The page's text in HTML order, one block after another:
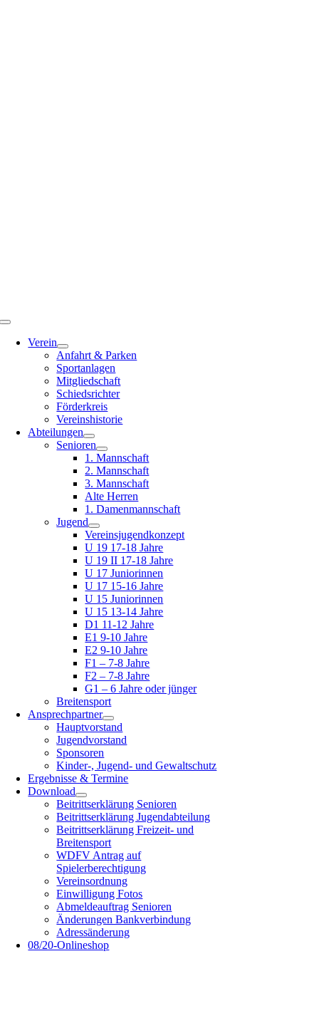
Toggle
NavigationVerein
Anfahrt & Parken
Sportanlagen
Mitgliedschaft
Schiedsrichter
Förderkreis
Vereinshistorie
Abteilungen
Senioren
1. Mannschaft
2. Mannschaft
3. Mannschaft
Alte Herren
1. Damenmannschaft
Jugend
Vereinsjugendkonzept
U 19 17-18 Jahre
U 19 II 17-18 Jahre
U 17 Juniorinnen
U 17 15-16 Jahre
U 15 Juniorinnen
U 15 13-14 Jahre
D1 11-12 Jahre
E1 9-10 Jahre
E2 9-10 Jahre
F1 – 7-8 Jahre
F2 – 7-8 Jahre
G1 – 6 Jahre oder jünger
Breitensport
Ansprechpartner
Hauptvorstand
Jugendvorstand
Sponsoren
Kinder-, Jugend- und Gewaltschutz
Ergebnisse & Termine
Download
Beitrittserklärung Senioren
Beitrittserklärung Jugendabteilung
Beitrittserklärung Freizeit- und
Breitensport
WDFV Antrag auf
Spielerberechtigung
Vereinsordnung
Einwilligung Fotos
Abmeldeauftrag Senioren
Änderungen Bankverbindung
Adressänderung
08/20-Onlineshop